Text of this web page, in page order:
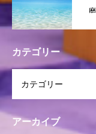
カテゴリー
アーカイブ